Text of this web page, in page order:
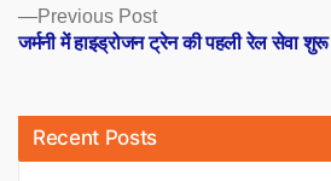
Previous PostPrevious
post:
जर्मनी में हाइड्रोजन ट्रेन की पहली रेल सेवा शुरू
Recent Posts